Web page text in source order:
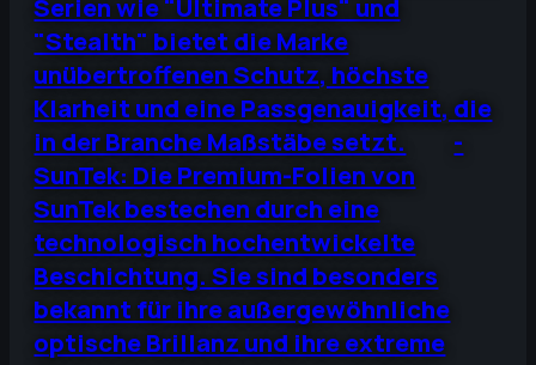
"Stealth" bietet die Marke
unübertroffenen Schutz, höchste
Klarheit und eine Passgenauigkeit, die
in der Branche Maßstäbe setzt.
-
SunTek: Die Premium-Folien von
SunTek bestechen durch eine
technologisch hochentwickelte
Beschichtung. Sie sind besonders
bekannt für ihre außergewöhnliche
optische Brillanz und ihre extreme